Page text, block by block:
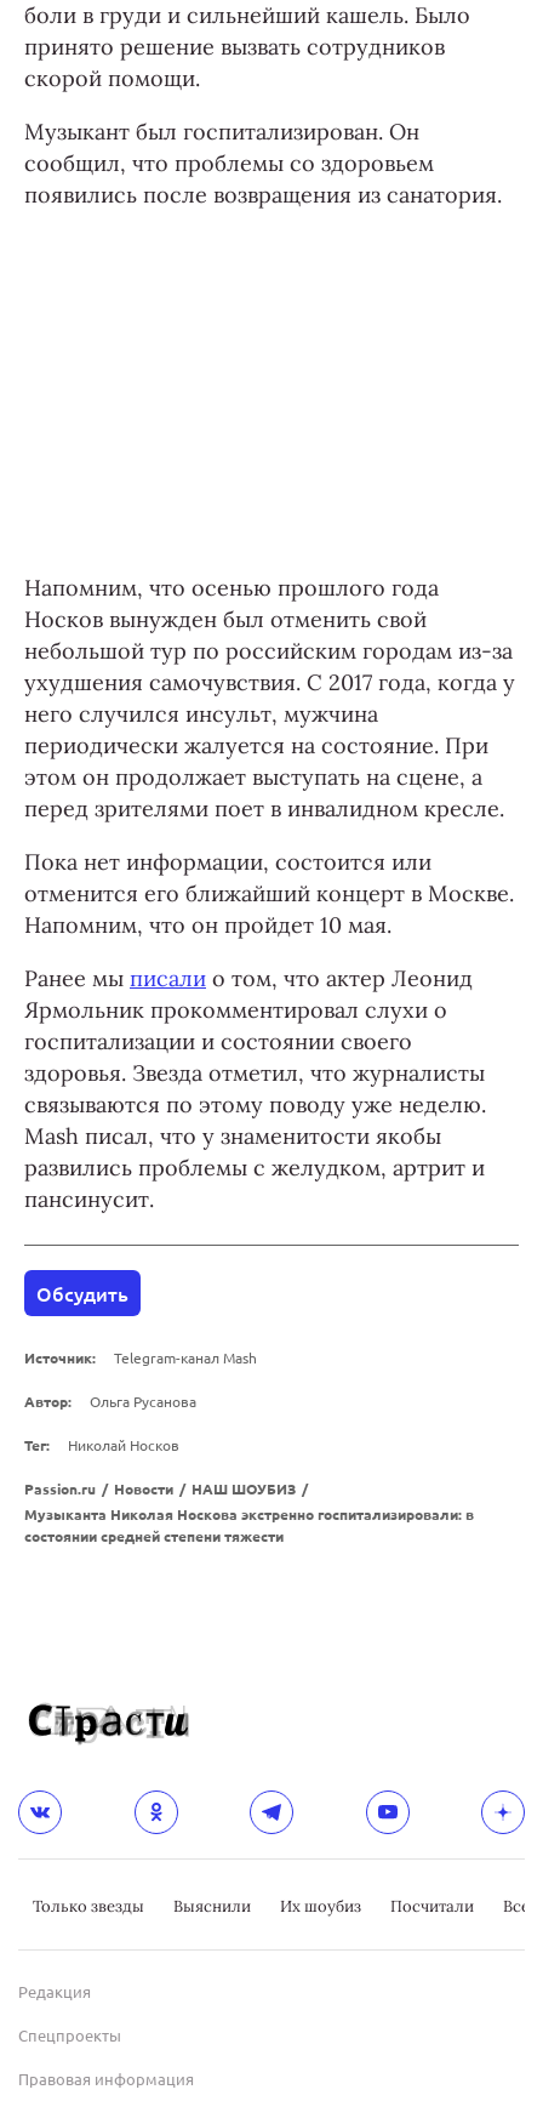
боли в груди и сильнейший кашель. Было
принято решение вызвать сотрудников
скорой помощи.
Музыкант был госпитализирован. Он
сообщил, что проблемы со здоровьем
появились после возвращения из санатория.
Напомним, что осенью прошлого года
Носков вынужден был отменить свой
небольшой тур по российским городам из-за
ухудшения самочувствия. С 2017 года, когда у
него случился инсульт, мужчина
периодически жалуется на состояние. При
этом он продолжает выступать на сцене, а
перед зрителями поет в инвалидном кресле.
Пока нет информации, состоится или
отменится его ближайший концерт в Москве.
Напомним, что он пройдет 10 мая.
Ранее мы писали о том, что актер Леонид
Ярмольник прокомментировал слухи о
госпитализации и состоянии своего
здоровья. Звезда отметил, что журналисты
связываются по этому поводу уже неделю.
Mash писал, что у знаменитости якобы
развились проблемы с желудком, артрит и
пансинусит.
Обсудить
Источник: Telegram-канал Mash
Автор: Ольга Русанова
Тег: Николай Носков
Passion.ru / Новости / НАШ ШОУБИЗ /
Музыканта Николая Носкова экстренно госпитализировали: в
состоянии средней степени тяжести
Только звезды Выяснили Их шоубиз Посчитали
Редакция
Спецпроекты
Правовая информация